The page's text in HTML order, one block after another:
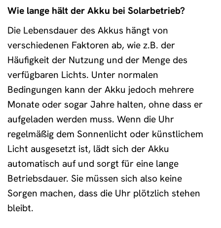
Wie lange hält der Akku bei Solarbetrieb?
Die Lebensdauer des Akkus hängt von
verschiedenen Faktoren ab, wie z.B. der
Häufigkeit der Nutzung und der Menge des
verfügbaren Lichts. Unter normalen
Bedingungen kann der Akku jedoch mehrere
Monate oder sogar Jahre halten, ohne dass er
aufgeladen werden muss. Wenn die Uhr
regelmäßig dem Sonnenlicht oder künstlichem
Licht ausgesetzt ist, lädt sich der Akku
automatisch auf und sorgt für eine lange
Betriebsdauer. Sie müssen sich also keine
Sorgen machen, dass die Uhr plötzlich stehen
bleibt.